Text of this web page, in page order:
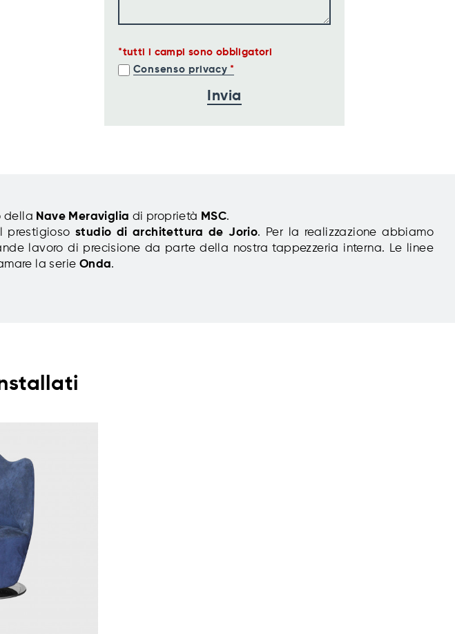
tutti i campi sono obbligatori
Consenso privacy
della Nave Meraviglia di proprietà MSC.
prestigiosostudio di architettura de Jorio. Per la realizzazione abbiamo
lavoro di precisione da parte della nostra tappezzeria interna. Le linee
la serie Onda.